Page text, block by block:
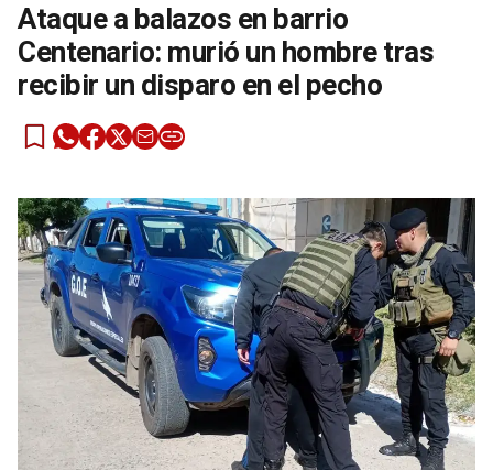
Ataque a balazos en barrio
Centenario: murió un hombre tras
recibir un disparo en el pecho